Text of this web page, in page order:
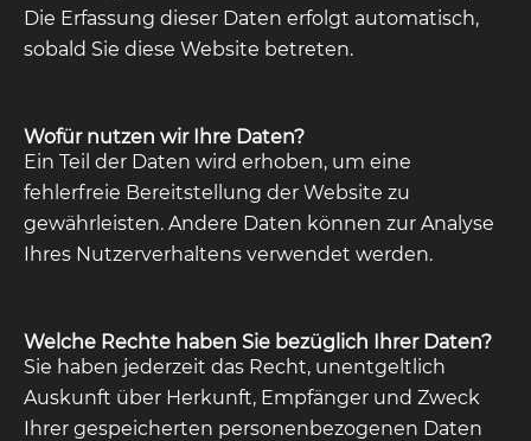
Die Erfassung dieser Daten erfolgt automatisch,
sobald Sie diese Website betreten.
Wofür nutzen wir Ihre Daten?
Ein Teil der Daten wird erhoben, um eine
fehlerfreie Bereitstellung der Website zu
gewährleisten. Andere Daten können zur Analyse
Ihres Nutzerverhaltens verwendet werden.
Welche Rechte haben Sie bezüglich Ihrer Daten?
Sie haben jederzeit das Recht, unentgeltlich
Auskunft über Herkunft, Empfänger und Zweck
Ihrer gespeicherten personenbezogenen Daten